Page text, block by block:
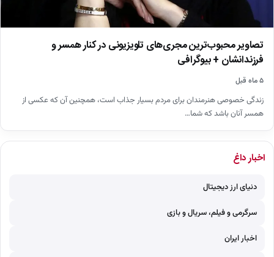
تصاویر محبوب‌ترین مجری‌های تلویزیونی در کنار همسر و
فرزندانشان + بیوگرافی
۵ ماه قبل
زندگی خصوصی هنرمندان برای مردم بسیار جذاب است، همچنین آن که عکسی از
همسر آنان باشد که شما…
اخبار داغ
دنیای ارز دیجیتال
سرگرمی و فیلم، سریال و بازی
اخبار ایران